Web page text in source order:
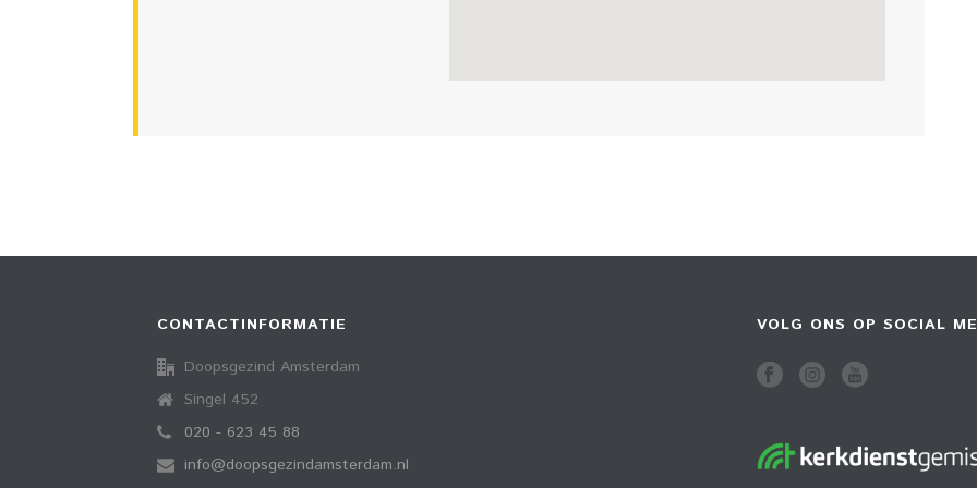
CONTACTINFORMATIE
Doopsgezind Amsterdam
Singel 452
020 - 623 45 88
info@doopsgezindamsterdam.nl
VOLG ONS OP SOCIAL